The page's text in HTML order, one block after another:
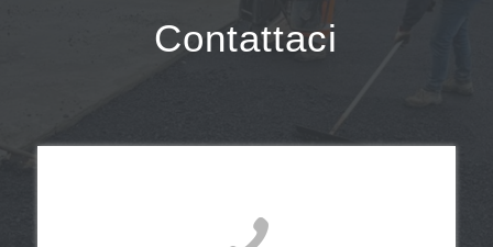
Contattaci